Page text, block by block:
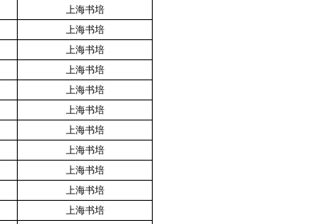
上海书培
上海书培
上海书培
上海书培
上海书培
上海书培
上海书培
上海书培
上海书培
上海书培
上海书培